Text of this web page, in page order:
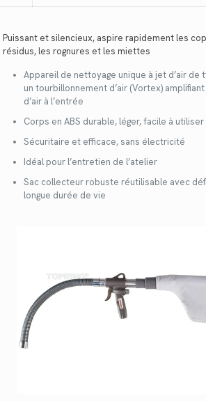
Puissant et silencieux, aspire rapidement les
résidus, les rognures et les miettes
Appareil de nettoyage unique à jet d’air
un tourbillonnement d’air (Vortex)
d’air à l’entrée
Corps en ABS durable, léger, facile à
Sécuritaire et efficace, sans électricité
Idéal pour l’entretien de l’atelier
Sac collecteur robuste réutilisable avec
longue durée de vie